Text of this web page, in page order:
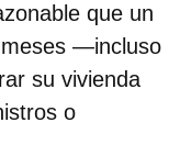
que un
—incluso
su vivienda
o